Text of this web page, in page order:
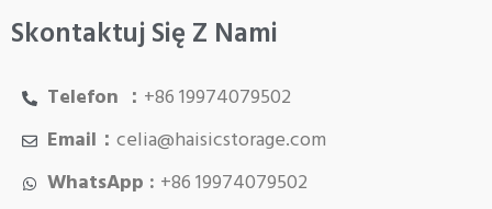
Skontaktuj Się Z Nami
Telefon ： +86 19974079502
Email： celia@haisicstorage.com
WhatsApp : +86 19974079502